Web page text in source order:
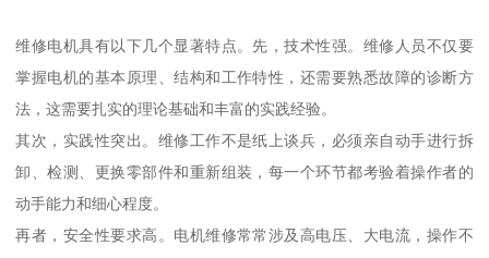
维修电机具有以下几个显著特点。先，技术性强。维修人员不仅要
掌握电机的基本原理、结构和工作特性，还需要熟悉故障的诊断方
法，这需要扎实的理论基础和丰富的实践经验。
其次，实践性突出。维修工作不是纸上谈兵，必须亲自动手进行拆
卸、检测、更换零部件和重新组装，每一个环节都考验着操作者的
动手能力和细心程度。
再者，安全性要求高。电机维修常常涉及高电压、大电流，操作不